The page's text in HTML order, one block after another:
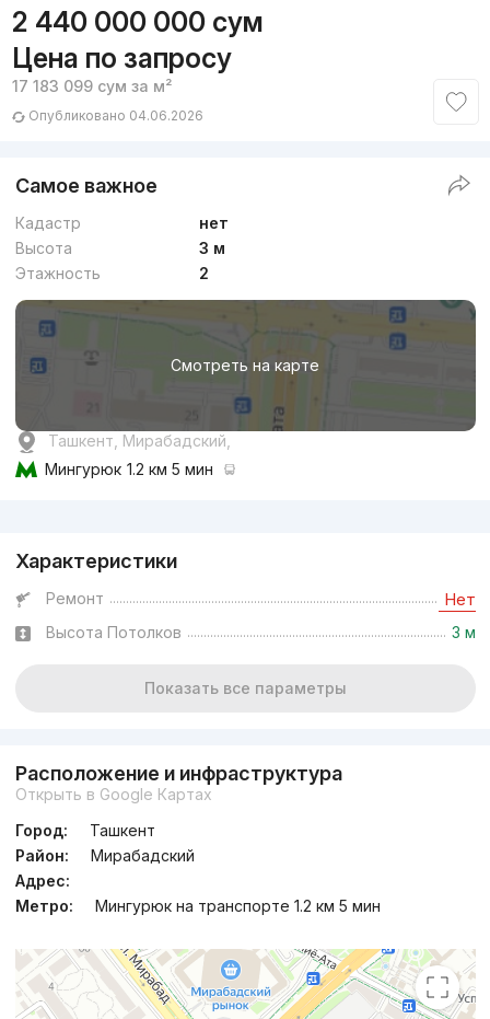
2 440 000 000 сум
Цена по запросу
17 183 099 сум за м²
Опубликовано 04.06.2026
Самое важное
Кадастр
нет
Высота
3 м
Этажность
2
Смотреть на карте
Ташкент, Мирабадский,
Мингурюк 1.2 км 5 мин
Характеристики
Ремонт Нет
Высота Потолков 3 м
Показать все параметры
Расположение и инфраструктура
Открыть в Google Картах
Город:
Ташкент
Район:
Мирабадский
Адрес:
Метро:
Мингурюк на транспорте 1.2 км 5 мин